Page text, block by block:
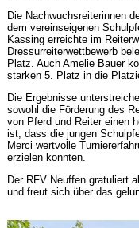
Die Nachwuchsreiterinnen
dem vereinseigenen
Kassing erreichte im
Dressurreiterwettbewerb
Platz. Auch Amelie Bauer
starken 5. Platz in die
Die Ergebnisse
sowohl die Förderung des
von Pferd und Reiter einen
ist, dass die jungen
Merci wertvolle
erzielen konnten.
Der RFV Neuffen gratuliert
und freut sich über das